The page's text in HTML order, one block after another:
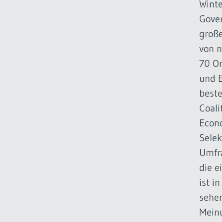
von
70
und
die
ist in